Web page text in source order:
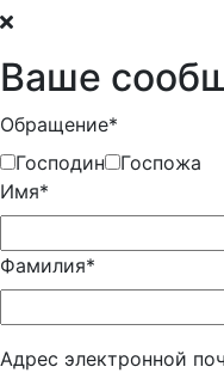
Ваше
Обращение*
Господин
Госпожа
Имя*
Фамилия*
Адрес электронной